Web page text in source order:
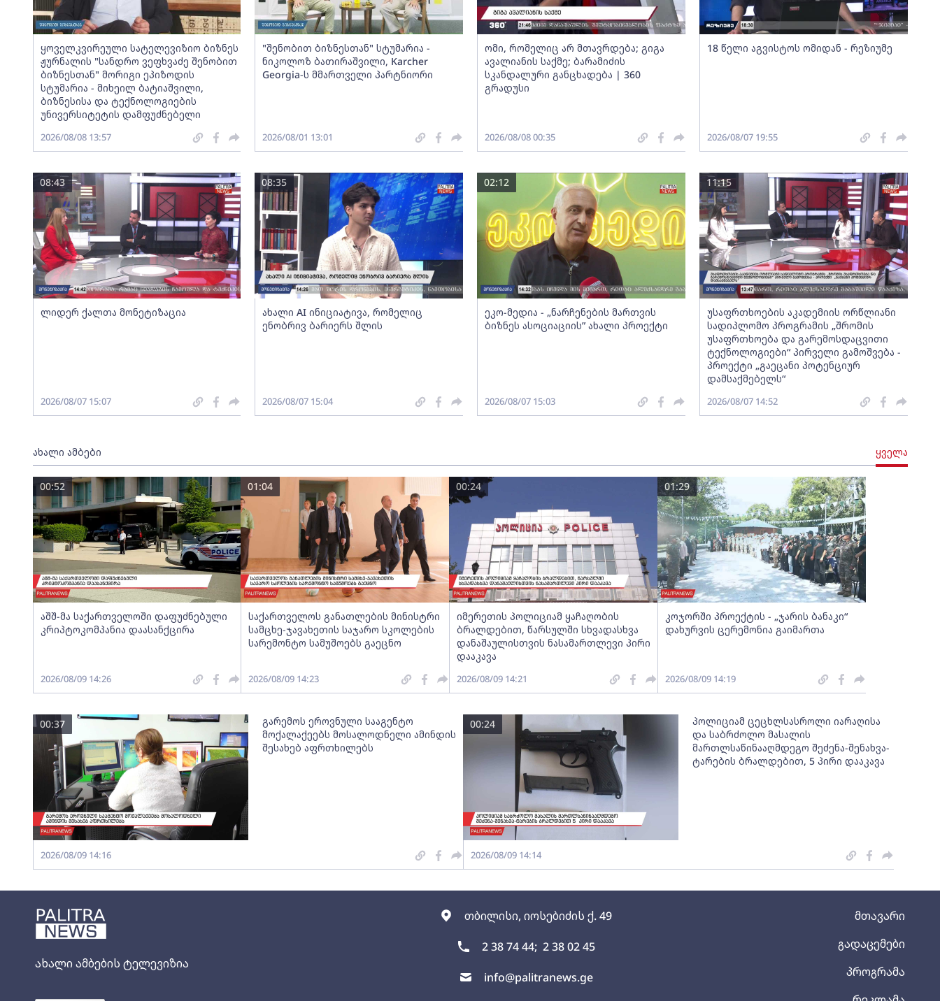
ახალი ამბების ტელევიზია
თბილისი, იოსებიძის ქ. 49
2 38 74 44; 2 38 02 45
info@palitranews.ge
მთავარი
გადაცემები
პროგრამა
ყოველკვირეული სატელევიზიო ბიზნეს
ჟურნალის "სანდრო ვეფხვაძე შენობით
ბიზნესთან" მორიგი ეპიზოდის
სტუმარია - მიხეილ ბატიაშვილი,
ბიზნესისა და ტექნოლოგიების
უნივერსიტეტის დამფუძნებელი
2026/08/08 13:57
"შენობით ბიზნესთან" სტუმარია -
ნიკოლოზ ბათირაშვილი, Karcher
Georgia-ს მმართველი პარტნიორი
2026/08/01 13:01
ომი, რომელიც არ მთავრდება; გიგა
ავალიანის საქმე; ბარამიძის
სკანდალური განცხადება | 360
გრადუსი
2026/08/08 00:35
18 წელი აგვისტოს ომიდან - რეზიუმე
2026/08/07 19:55
ლიდერ ქალთა მონეტიზაცია
08:43
2026/08/07 15:07
ახალი AI ინიციატივა, რომელიც
ენობრივ ბარიერს შლის
08:35
2026/08/07 15:04
ეკო-მედია - „ნარჩენების მართვის
ბიზნეს ასოციაციის” ახალი პროექტი
02:12
2026/08/07 15:03
უსაფრთხოების აკადემიის ორწლიანი
სადიპლომო პროგრამის „შრომის
უსაფრთხოება და გარემოსდაცვითი
ტექნოლოგიები“ პირველი გამოშვება -
პროექტი „გაეცანი პოტენციურ
დამსაქმებელს“
11:15
2026/08/07 14:52
ახალი ამბები ყველა
აშშ-მა საქართველოში დაფუძნებული
კრიპტოკომპანია დაასანქცირა
00:52
2026/08/09 14:26
საქართველოს განათლების მინისტრი
სამცხე-ჯავახეთის საჯარო სკოლების
სარემონტო სამუშოებს გაეცნო
01:04
2026/08/09 14:23
იმერეთის პოლიციამ ყაჩაღობის
ბრალდებით, წარსულში სხვადასხვა
დანაშაულისთვის ნასამართლევი პირი
დააკავა
00:24
2026/08/09 14:21
კოჯორში პროექტის - „ჯარის ბანაკი“
დახურვის ცერემონია გაიმართა
01:29
2026/08/09 14:19
გარემოს ეროვნული სააგენტო
მოქალაქეებს მოსალოდნელი ამინდის
შესახებ აფრთხილებს
00:37
2026/08/09 14:16
პოლიციამ ცეცხლსასროლი იარაღისა
და საბრძოლო მასალის
მართლსაწინააღმდეგო შეძენა-შენახვა-
ტარების ბრალდებით, 5 პირი დააკავა
00:24
2026/08/09 14:14